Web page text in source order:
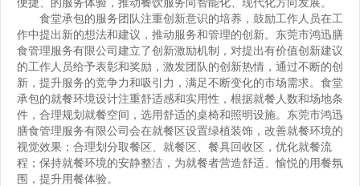
食堂承包的服务团队注重创新意识的培养，鼓励工作人员在工
作中提出新的想法和建议，推动服务和管理的创新。东莞市鸿迅膳
食管理服务有限公司建立了创新激励机制，对提出有价值创新建议
的工作人员给予表彰和奖励，激发团队的创新热情，通过不断的创
新，提升服务的竞争力和吸引力，满足不断变化的市场需求。食堂
承包的就餐环境设计注重舒适感和实用性，根据就餐人数和场地条
件，合理规划就餐空间，选用舒适的桌椅和照明设施。东莞市鸿迅
膳食管理服务有限公司会在就餐区设置绿植装饰，改善就餐环境的
视觉效果；合理划分取餐区、就餐区、餐具回收区，优化就餐流
程；保持就餐环境的安静整洁，为就餐者营造舒适、愉悦的用餐氛
围，提升用餐体验。